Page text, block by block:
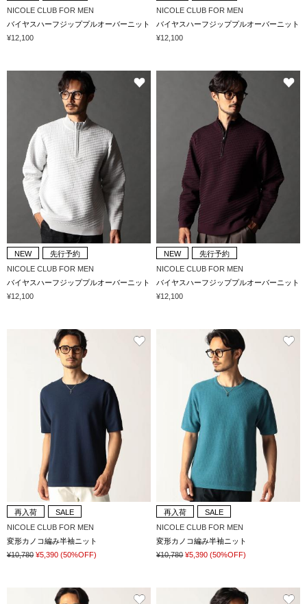
NICOLE CLUB FOR MEN
バイヤスハーフジッププルオーバーニット
¥12,100
NICOLE CLUB FOR MEN
バイヤスハーフジッププルオーバーニット
¥12,100
NEW
先行予約
NICOLE CLUB FOR MEN
バイヤスハーフジッププルオーバーニット
¥12,100
NEW
先行予約
NICOLE CLUB FOR MEN
バイヤスハーフジッププルオーバーニット
¥12,100
再入荷
SALE
NICOLE CLUB FOR MEN
変形カノコ編み半袖ニット
¥10,780 ¥5,390 (50%OFF)
再入荷
SALE
NICOLE CLUB FOR MEN
変形カノコ編み半袖ニット
¥10,780 ¥5,390 (50%OFF)